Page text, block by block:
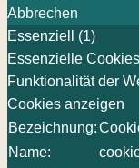
Abbrechen
Essenziell (1)
Essenzielle
Funktionalität der
Cookies anzeigen
Bezeichnung:
Name: